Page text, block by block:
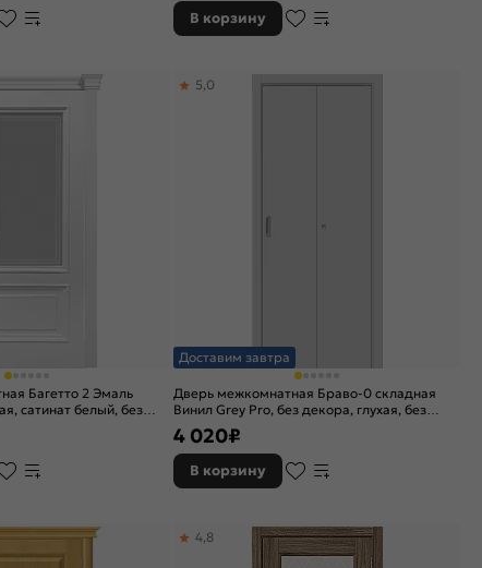
В корзину
Багетто 2 Эмаль
сатинат белый, без
Доставим завтра
Дверь межкомнатная Браво-0 складная
Винил Grey Pro, без декора, глухая, без
стекла, каркасно-щитовая
5,0
4 020₽
В корзину
4,8